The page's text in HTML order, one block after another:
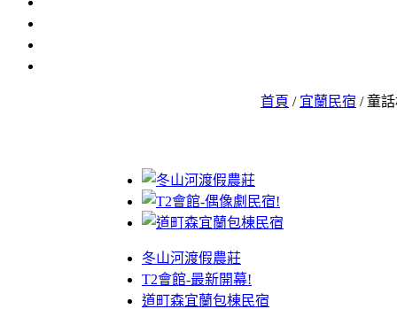
首頁 / 宜蘭民宿 / 童
冬山河渡假農莊
T2會館-最新開幕!
道町森宜蘭包棟民宿